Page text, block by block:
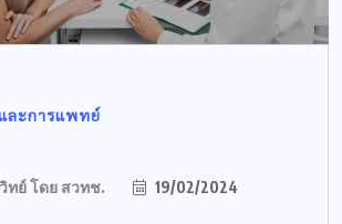
ละการแพทย์
ทย์ โดย สวทช. 19/02/2024